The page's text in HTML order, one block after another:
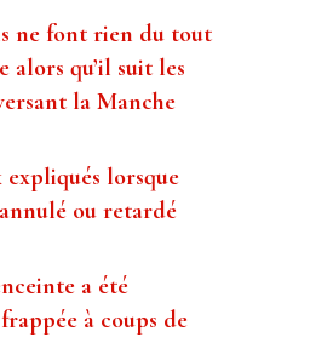
ne font rien du tout
alors qu’il suit les
la Manche
lorsque
ou retardé
a été
à coups de